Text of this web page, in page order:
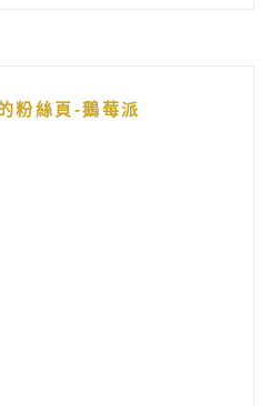
粉絲頁-鵝莓派